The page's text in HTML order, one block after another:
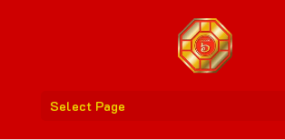
Select Page